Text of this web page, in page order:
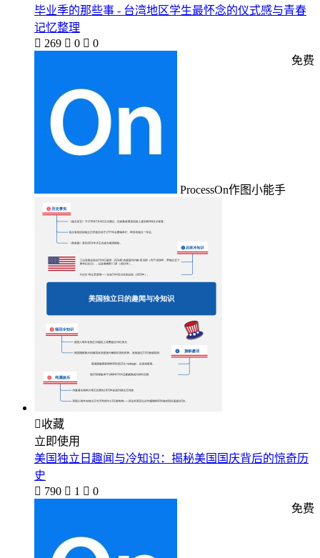
毕业季的那些事 - 台湾地区学生最怀念的仪式感与青春
记忆整理
 269  0  0
ProcessOn作图小能手
免费
收藏
立即使用
美国独立日趣闻与冷知识：揭秘美国国庆背后的惊奇历
史
 790  1  0
免费